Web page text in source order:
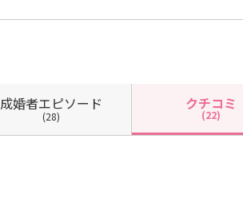
成婚者エピソード
(28)
クチコミ
(22)